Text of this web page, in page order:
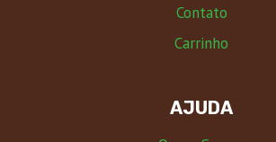
Contato
Carrinho
AJUDA